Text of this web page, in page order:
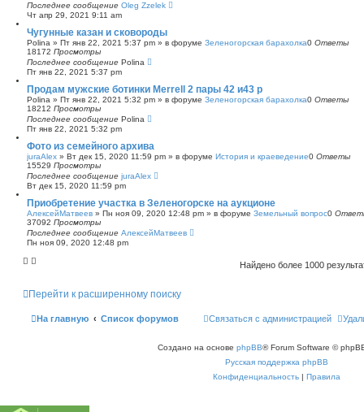
Последнее сообщение Oleg Zzelek
Чт апр 29, 2021 9:11 am
Чугунные казан и сковороды
Polina » Пт янв 22, 2021 5:37 pm » в форуме Зеленогорская барахолка0 Ответы
18172 Просмотры
Последнее сообщение Polina
Пт янв 22, 2021 5:37 pm
Продам мужские ботинки Merrell 2 пары 42 и43 р
Polina » Пт янв 22, 2021 5:32 pm » в форуме Зеленогорская барахолка0 Ответы
18212 Просмотры
Последнее сообщение Polina
Пт янв 22, 2021 5:32 pm
Фото из семейного архива
juraAlex » Вт дек 15, 2020 11:59 pm » в форуме История и краеведение0 Ответы
15529 Просмотры
Последнее сообщение juraAlex
Вт дек 15, 2020 11:59 pm
Приобретение участка в Зеленогорске на аукционе
АлексейМатвеев » Пн ноя 09, 2020 12:48 pm » в форуме Земельный вопрос0
37092 Просмотры
Последнее сообщение АлексейМатвеев
Пн ноя 09, 2020 12:48 pm
Найдено более 1000
Перейти к расширенному поиску
На главную Список форумов Связаться с администрацией
Создано на основе phpBB® Forum Software ©
Русская поддержка phpBB
Конфиденциальность | Правила